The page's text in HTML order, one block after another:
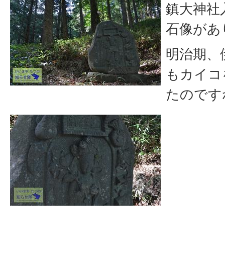
鎮大神社
石像が
明治期
もカイ
たので